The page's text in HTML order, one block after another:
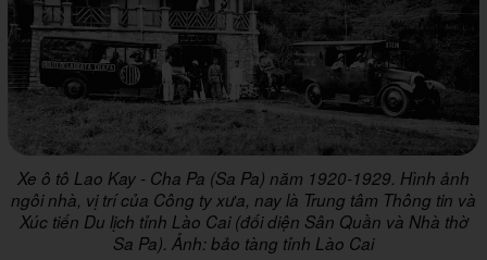
Xe ô tô Lao Kay - Cha Pa (Sa Pa) năm 1920-1929. Hình ảnh
ngôi nhà, vị trí của Công ty xưa, nay là Trung tâm Thông tin và
Xúc tiến Du lịch tỉnh Lào Cai (đối diện Sân Quần và Nhà thờ
Sa Pa). Ảnh: bảo tàng tỉnh Lào Cai